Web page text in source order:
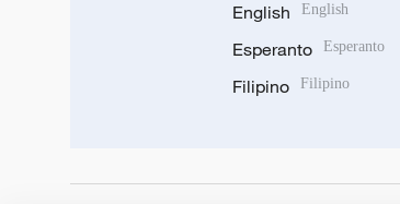
English English
Esperanto Esperanto
Filipino Filipino